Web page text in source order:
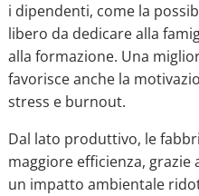
i dipendenti, come la
libero da dedicare alla
alla formazione. Una
favorisce anche la
stress e burnout.
Dal lato produttivo, le
maggiore efficienza,
un impatto ambientale